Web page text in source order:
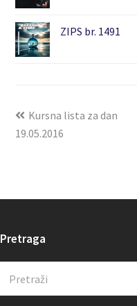
ZIPS br. 1491
Kursna lista za dan
19.05.2016
Pretraga